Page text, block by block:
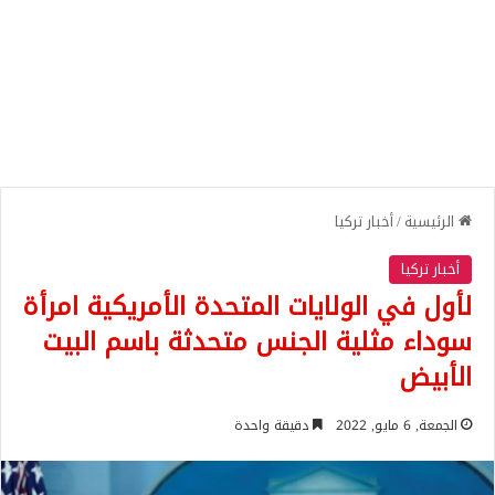
الرئيسية/أخبار تركيا
أخبار تركيا
لأول في الولايات المتحدة الأمريكية امرأة
سوداء مثلية الجنس متحدثة باسم البيت
الأبيض
الجمعة, 6 مايو, 2022 دقيقة واحدة